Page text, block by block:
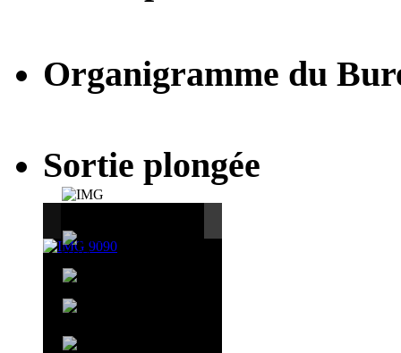
Organigramme du
Sortie plongée